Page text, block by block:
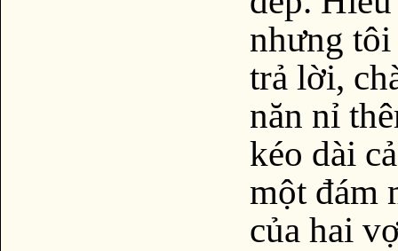
nhưng
trả lời,
năn nỉ
kéo dài
một đám
của hai